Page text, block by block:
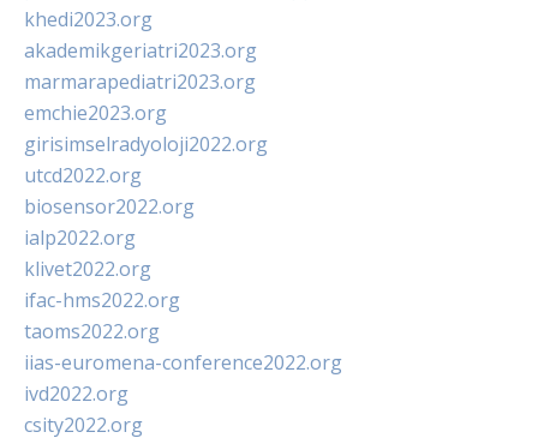
khedi2023.org
akademikgeriatri2023.org
marmarapediatri2023.org
emchie2023.org
girisimselradyoloji2022.org
utcd2022.org
biosensor2022.org
ialp2022.org
klivet2022.org
ifac-hms2022.org
taoms2022.org
iias-euromena-conference2022.org
ivd2022.org
csity2022.org